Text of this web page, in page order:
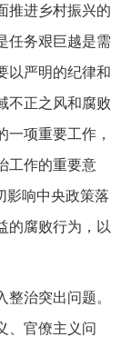
推进乡村振兴的
任务艰巨越是需
以严明的纪律和
不正之风和腐败
一项重要工作，
工作的重要意
影响中央政策落
的腐败行为，以
整治突出问题。
、官僚主义问